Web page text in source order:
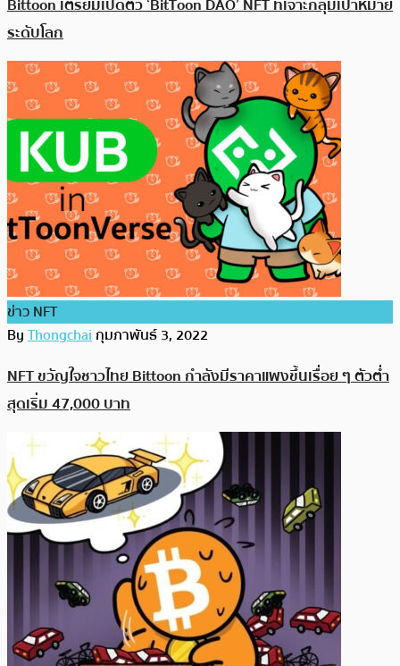
Bittoon เตรียมเปิดตัว ‘BitToon DAO’ NFT ที่เจาะกลุ่มเป้าหมาย
ระดับโลก
ข่าว NFT
ByThongchaiกุมภาพันธ์ 3, 2022
NFT ขวัญใจชาวไทย Bittoon กำลังมีราคาแพงขึ้นเรื่อย ๆ ตัวต่ำ
สุดเริ่ม 47,000 บาท